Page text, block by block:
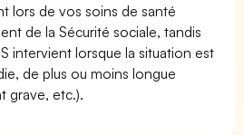
lors de vos soins de santé
de la Sécurité sociale, tandis
intervient lorsque la situation est
de plus ou moins longue
grave, etc.).